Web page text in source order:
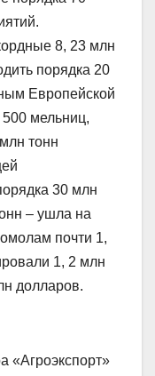
8, 23 млн
порядка 20
Европейской
мельниц,
тонн
30 млн
– ушла на
почти 1,
1, 2 млн
долларов.
«Агроэкспорт»